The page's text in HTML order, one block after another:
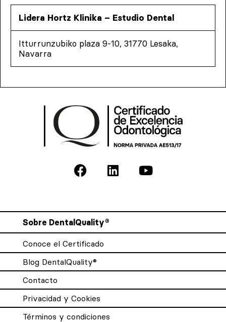
Lidera Hortz Klinika – Estudio Dental
Itturrunzubiko plaza 9-10, 31770 Lesaka,
Navarra
Sobre DentalQuality®
Conoce el Certificado
Blog DentalQuality®
Contacto
Privacidad y Cookies
Términos y condiciones